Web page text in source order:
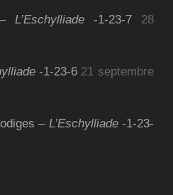
L’Eschylliade-1-23-7
28
-1-23-6 21 septembre
– L’Eschylliade-1-23-